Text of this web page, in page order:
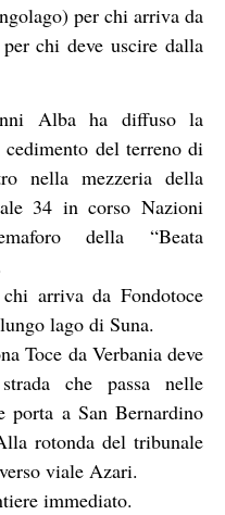
per chi arriva da
chi deve uscire dalla
Alba ha diffuso la
cedimento del terreno di
nella mezzeria della
34 in corso Nazioni
della “Beata
arriva da Fondotoce
lago di Suna.
Toce da Verbania deve
che passa nelle
porta a San Bernardino
rotonda del tribunale
viale Azari.
immediato.